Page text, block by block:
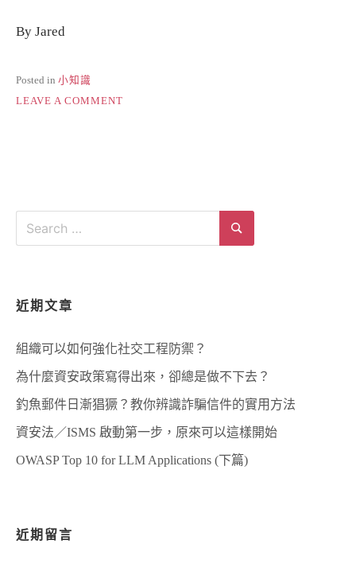
By Jared
Posted in 小知識
LEAVE A COMMENT
(CONTINUOUS
MONITORING)
Search
近期文章
組織可以如何強化社交工程防禦？
為什麼資安政策寫得出來，卻總是做不下去？
釣魚郵件日漸猖獗？教你辨識詐騙信件的實用方法
資安法／ISMS 啟動第一步，原來可以這樣開始
OWASP Top 10 for LLM Applications (下篇)
近期留言